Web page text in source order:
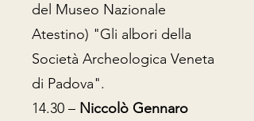
del Museo Nazionale
Atestino) "Gli albori della
Società Archeologica Veneta
di Padova".
14.30 – Niccolò Gennaro